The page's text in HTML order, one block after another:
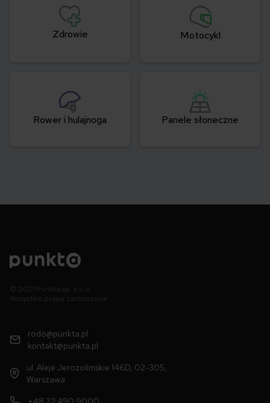
Zdrowie Motocykl
Rower i hulajnoga Panele słoneczne
© 2021 Punkta sp. z o.o.
Wszystkie prawa zastrzeżone
rodo@punkta.pl
kontakt@punkta.pl
ul. Aleje Jerozolimskie 146D, 02-305,
Warszawa